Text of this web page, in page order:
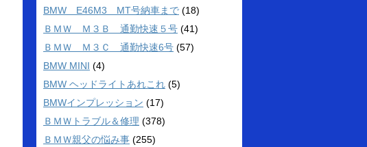
BMW E46M3 MT号納車まで (18)
ＢＭＷ Ｍ３Ｂ 通勤快速５号 (41)
ＢＭＷ Ｍ３Ｃ 通勤快速6号 (57)
BMW MINI (4)
BMW ヘッドライトあれこれ (5)
BMWインプレッション (17)
ＢＭＷトラブル＆修理 (378)
ＢＭＷ親父の悩み事 (255)